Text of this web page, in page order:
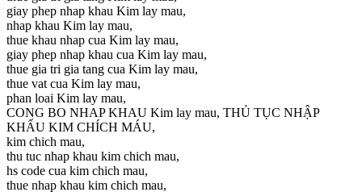
giay phep nhap khau Kim lay mau,
nhap khau Kim lay mau,
thue khau nhap cua Kim lay mau,
giay phep nhap khau cua Kim lay mau,
thue gia tri gia tang cua Kim lay mau,
thue vat cua Kim lay mau,
phan loai Kim lay mau,
CONG BO NHAP KHAU Kim lay mau, THỦ TỤC NHẬP
KHẨU KIM CHÍCH MÁU,
kim chich mau,
thu tuc nhap khau kim chich mau,
hs code cua kim chich mau,
thue nhap khau kim chich mau,